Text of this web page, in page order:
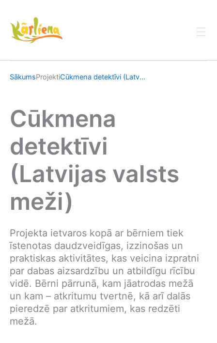
content
SākumsProjektiCūkmena detektīvi (Latv...
Cūkmena
detektīvi
(Latvijas valsts
meži)
Projekta ietvaros kopā ar bērniem tiek
īstenotas daudzveidīgas, izzinošas un
praktiskas aktivitātes, kas veicina izpratni
par dabas aizsardzību un atbildīgu rīcību
vidē. Bērni pārrunā, kam jāatrodas mežā
un kam – atkritumu tvertnē, kā arī dalās
pieredzē par atkritumiem, kas redzēti
mežā.